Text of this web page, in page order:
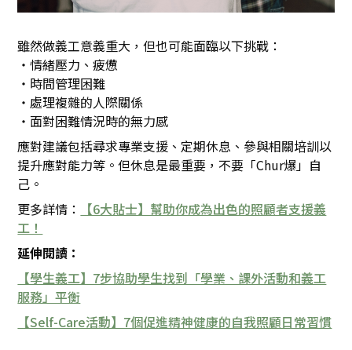
雖然做義工意義重大，但也可能面臨以下挑戰：
・情緒壓力、疲憊
・時間管理困難
・處理複雜的人際關係
・面對困難情況時的無力感
應對建議包括尋求專業支援、定期休息、參與相關培訓以
提升應對能力等。但休息是最重要，不要「Chur爆」自
己。
更多詳情：
【6大貼士】幫助你成為出色的照顧者支援義
工！
延伸閱讀：
【學生義工】7步協助學生找到「學業、課外活動和義工
服務」平衡
【Self-Care活動】7個促進精神健康的自我照顧日常習慣